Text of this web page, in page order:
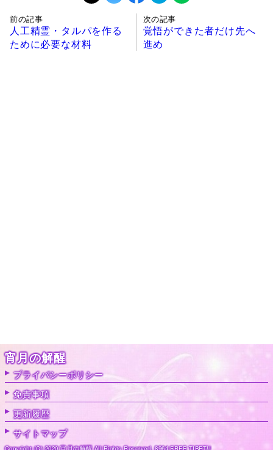
前の記事
人工精霊・タルパを作る
ために必要な材料
次の記事
覚悟ができた者だけ先へ
進め
宵月の解醒
プライバシーポリシー
免責事項
更新履歴
サイトマップ
Copyright (C) 2020 宵月の解醒 All Rights Reserved. 8964 FREE TIBET!!